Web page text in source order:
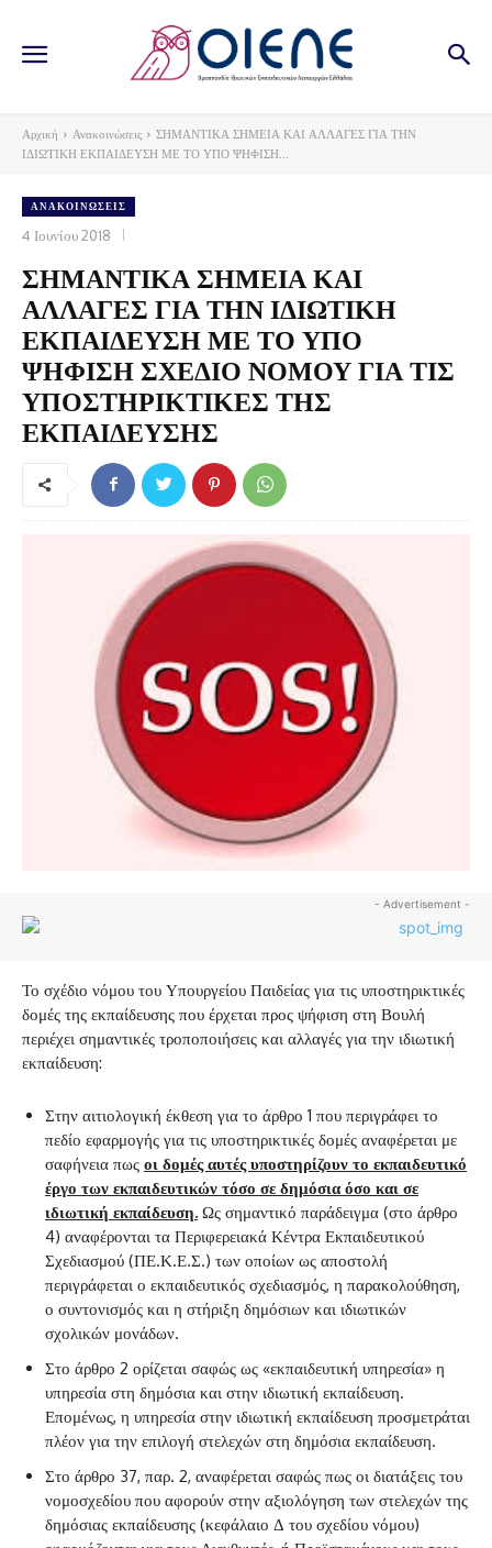
Αρχική Ανακοινώσεις
ΣΗΜΑΝΤΙΚΑ ΣΗΜΕΙΑ ΚΑΙ ΑΛΛΑΓΕΣ ΓΙΑ ΤΗΝ
ΙΔΙΩΤΙΚΗ ΕΚΠΑΙΔΕΥΣΗ ΜΕ ΤΟ ΥΠΟ ΨΗΦΙΣΗ...
ΑΝΑΚΟΙΝΏΣΕΙΣ
4 Ιουνίου 2018
ΣΗΜΑΝΤΙΚΑ ΣΗΜΕΙΑ ΚΑΙ
ΑΛΛΑΓΕΣ ΓΙΑ ΤΗΝ ΙΔΙΩΤΙΚΗ
ΕΚΠΑΙΔΕΥΣΗ ΜΕ ΤΟ ΥΠΟ
ΨΗΦΙΣΗ ΣΧΕΔΙΟ ΝΟΜΟΥ ΓΙΑ ΤΙΣ
ΥΠΟΣΤΗΡΙΚΤΙΚΕΣ ΤΗΣ
ΕΚΠΑΙΔΕΥΣΗΣ
- Advertisement -
Το σχέδιο νόμου του Υπουργείου Παιδείας για τις υποστηρικτικές
δομές της εκπαίδευσης που έρχεται προς ψήφιση στη Βουλή
περιέχει σημαντικές τροποποιήσεις και αλλαγές για την ιδιωτική
εκπαίδευση:
Στην αιτιολογική έκθεση για το άρθρο 1 που περιγράφει το
πεδίο εφαρμογής για τις υποστηρικτικές δομές αναφέρεται με
σαφήνεια πως οι δομές αυτές υποστηρίζουν το εκπαιδευτικό
έργο των εκπαιδευτικών τόσο σε δημόσια όσο και σε
ιδιωτική εκπαίδευση. Ως σημαντικό παράδειγμα (στο άρθρο
4) αναφέρονται τα Περιφερειακά Κέντρα Εκπαιδευτικού
Σχεδιασμού (ΠΕ.Κ.Ε.Σ.) των οποίων ως αποστολή
περιγράφεται ο εκπαιδευτικός σχεδιασμός, η παρακολούθηση,
ο συντονισμός και η στήριξη δημόσιων και ιδιωτικών
σχολικών μονάδων.
Στο άρθρο 2 ορίζεται σαφώς ως «εκπαιδευτική υπηρεσία» η
υπηρεσία στη δημόσια και στην ιδιωτική εκπαίδευση.
Επομένως, η υπηρεσία στην ιδιωτική εκπαίδευση προσμετράται
πλέον για την επιλογή στελεχών στη δημόσια εκπαίδευση.
Στο άρθρο 37, παρ. 2, αναφέρεται σαφώς πως οι διατάξεις του
νομοσχεδίου που αφορούν στην αξιολόγηση των στελεχών της
δημόσιας εκπαίδευσης (κεφάλαιο Δ του σχεδίου νόμου)